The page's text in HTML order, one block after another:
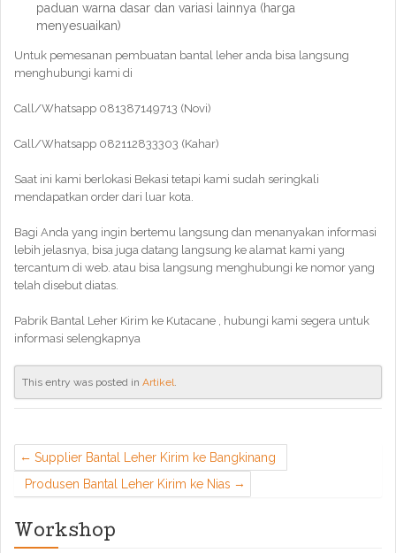
paduan warna dasar dan variasi lainnya (harga
menyesuaikan)
Untuk pemesanan pembuatan bantal leher anda bisa langsung
menghubungi kami di
Call/Whatsapp 081387149713 (Novi)
Call/Whatsapp 082112833303 (Kahar)
Saat ini kami berlokasi Bekasi tetapi kami sudah seringkali
mendapatkan order dari luar kota.
Bagi Anda yang ingin bertemu langsung dan menanyakan informasi
lebih jelasnya, bisa juga datang langsung ke alamat kami yang
tercantum di web. atau bisa langsung menghubungi ke nomor yang
telah disebut diatas.
Pabrik Bantal Leher Kirim ke Kutacane , hubungi kami segera untuk
informasi selengkapnya
This entry was posted in Artikel.
Supplier Bantal Leher Kirim ke Bangkinang
Produsen Bantal Leher Kirim ke Nias
Workshop